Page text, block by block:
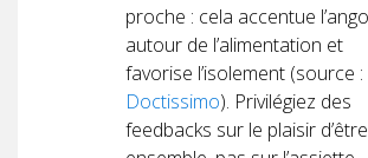
proche : cela accentue
autour de l’alimentation et
favorise l’isolement (source :
Doctissimo). Privilégiez des
feedbacks sur le plaisir d’être